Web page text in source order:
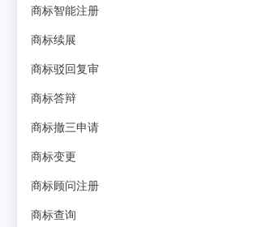
商标智能注册
商标续展
商标驳回复审
商标答辩
商标撤三申请
商标变更
商标顾问注册
商标查询